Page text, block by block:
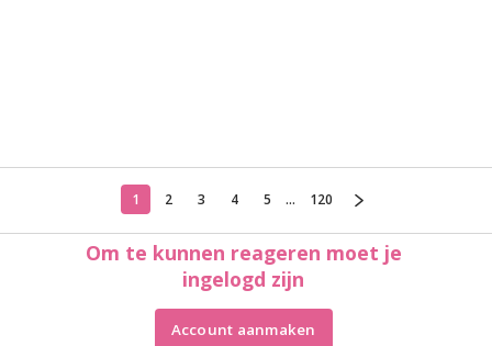
1 2 3 4 5 ... 120
Om te kunnen reageren moet je
ingelogd zijn
Account aanmaken